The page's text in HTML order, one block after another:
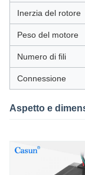
Inerzia del rotore
Peso del motore
Numero di fili
Connessione
Aspetto e